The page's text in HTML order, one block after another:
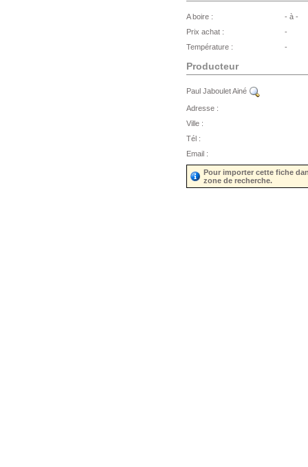
A boire :
- à -
Prix achat :
-
Température :
-
Producteur
Paul Jaboulet Ainé
Adresse :
Ville :
Tél :
Email :
Pour importer cette fiche
zone de recherche.